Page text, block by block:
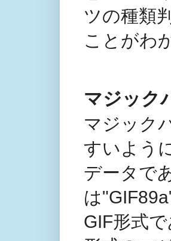
ツの種類
ことがわ
マジック
マジック
すいよう
データで
は
GIF形式